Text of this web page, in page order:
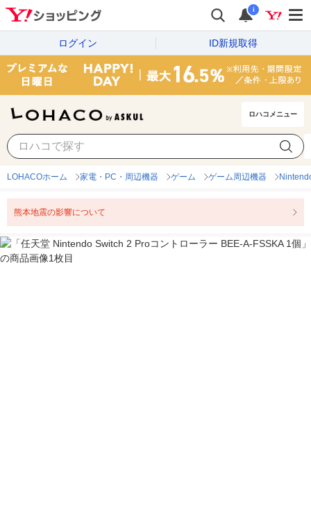
i
ログイン ID新規取得
ロハコメニュー
LOHACOホーム 家電・PC・周辺機器 ゲーム ゲーム周辺機器
熊本地震の影響について